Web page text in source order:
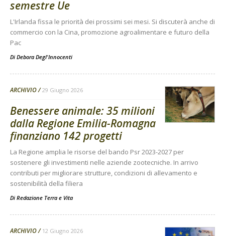
semestre Ue
L'Irlanda fissa le priorità dei prossimi sei mesi. Si discuterà anche di
commercio con la Cina, promozione agroalimentare e futuro della
Pac
Di Debora Degl'Innocenti
ARCHIVIO 29 Giugno 2026
Benessere animale: 35 milioni
dalla Regione Emilia-Romagna
finanziano 142 progetti
La Regione amplia le risorse del bando Psr 2023-2027 per
sostenere gli investimenti nelle aziende zootecniche. In arrivo
contributi per migliorare strutture, condizioni di allevamento e
sostenibilità della filiera
Di Redazione Terra e Vita
ARCHIVIO 12 Giugno 2026